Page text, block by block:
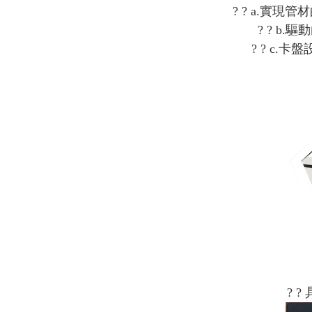
? ? a.實現管
? ? b.驅
? ? c.卡盤
? ?